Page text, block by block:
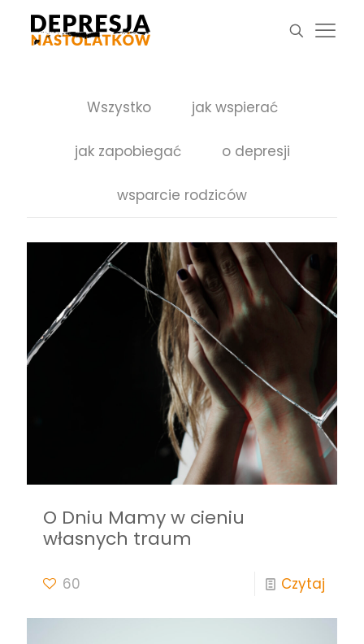
Wszystko jak wspierać
jak zapobiegać o depresji
wsparcie rodziców
O Dniu Mamy w cieniu
własnych traum
60 Czytaj